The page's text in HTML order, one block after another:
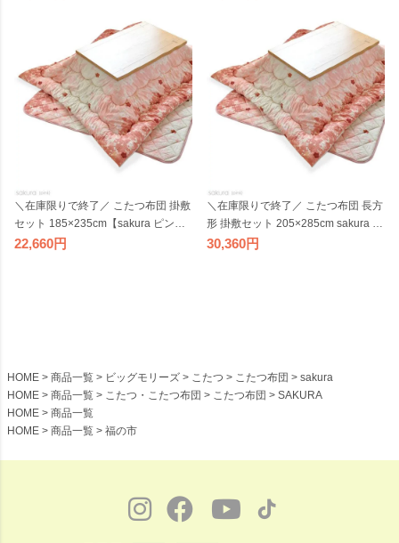
組布団 イエロー 大判 国産 日本製 ビ
団 イエロー 国産 日本製 ビッグモリ
＼在庫限りで終了／ こたつ布団 掛敷
セット 185×235cm【sakura ピンク
セット 】長方形 こたつ掛け布団 コ
22,660
＼在庫限りで終了／ こたつ布団 長方
形 掛敷セット 205×285cm sakura ピ
ンク セット こたつ掛け布団 こたつ
30,360
HOME 商品一覧 ビッグモリーズ こたつ こたつ布団
sakura
HOME
商品一覧 こたつ・こたつ布団 こたつ布団
SAKURA
HOME
商品一覧
HOME
商品一覧 福の市